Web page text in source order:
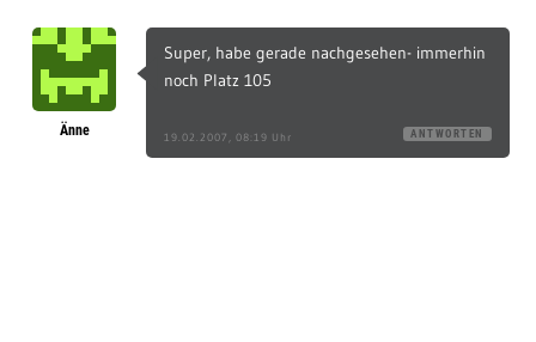
Änne
Super, habe gerade nachgesehen- immerhin
noch Platz 105
19.02.2007, 08:19 Uhr ANTWORTEN